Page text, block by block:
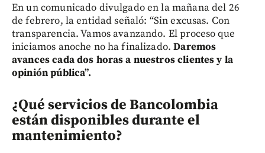
En un comunicado divulgado en la mañana del 26
de febrero, la entidad señaló: “Sin excusas. Con
transparencia. Vamos avanzando. El proceso que
iniciamos anoche no ha finalizado.Daremos
avances cada dos horas a nuestros clientes y la
opinión pública”.
¿Qué servicios de Bancolombia
están disponibles durante el
mantenimiento?